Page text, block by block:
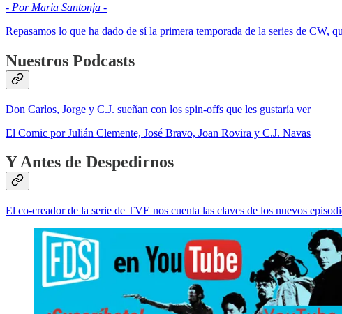
- Por Maria Santonja -
Repasamos lo que ha dado de sí la primera temporada de la series de CW,
Nuestros Podcasts
Don Carlos, Jorge y C.J. sueñan con los spin-offs que les gustaría ver
El Comic por Julián Clemente, José Bravo, Joan Rovira y C.J. Navas
Y Antes de Despedirnos
El co-creador de la serie de TVE nos cuenta las claves de los nuevos